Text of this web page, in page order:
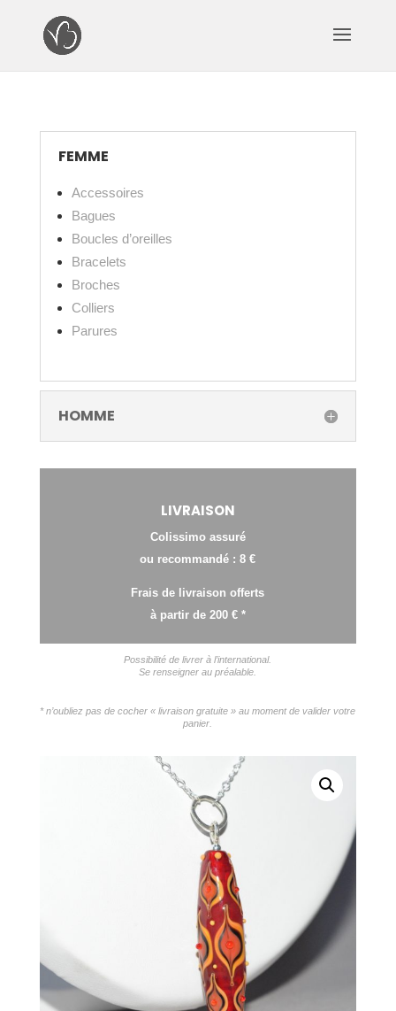
FEMME
Accessoires
Bagues
Boucles d’oreilles
Bracelets
Broches
Colliers
Parures
HOMME
LIVRAISON
Colissimo assuré
ou recommandé : 8 €
Frais de livraison offerts
à partir de 200 € *
Possibilité de livrer à l’international.
Se renseigner au préalable.
* n’oubliez pas de cocher « livraison gratuite » au moment de valider votre
panier.